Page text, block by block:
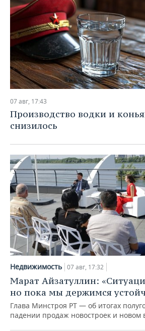
07 авг, 17:43
Производство водки и
снизилось
Недвижимость 07 авг, 17:32
Марат Айзатуллин:
но пока мы держимся
Глава Минстроя РТ — об итогах
падении продаж новостроек и новом